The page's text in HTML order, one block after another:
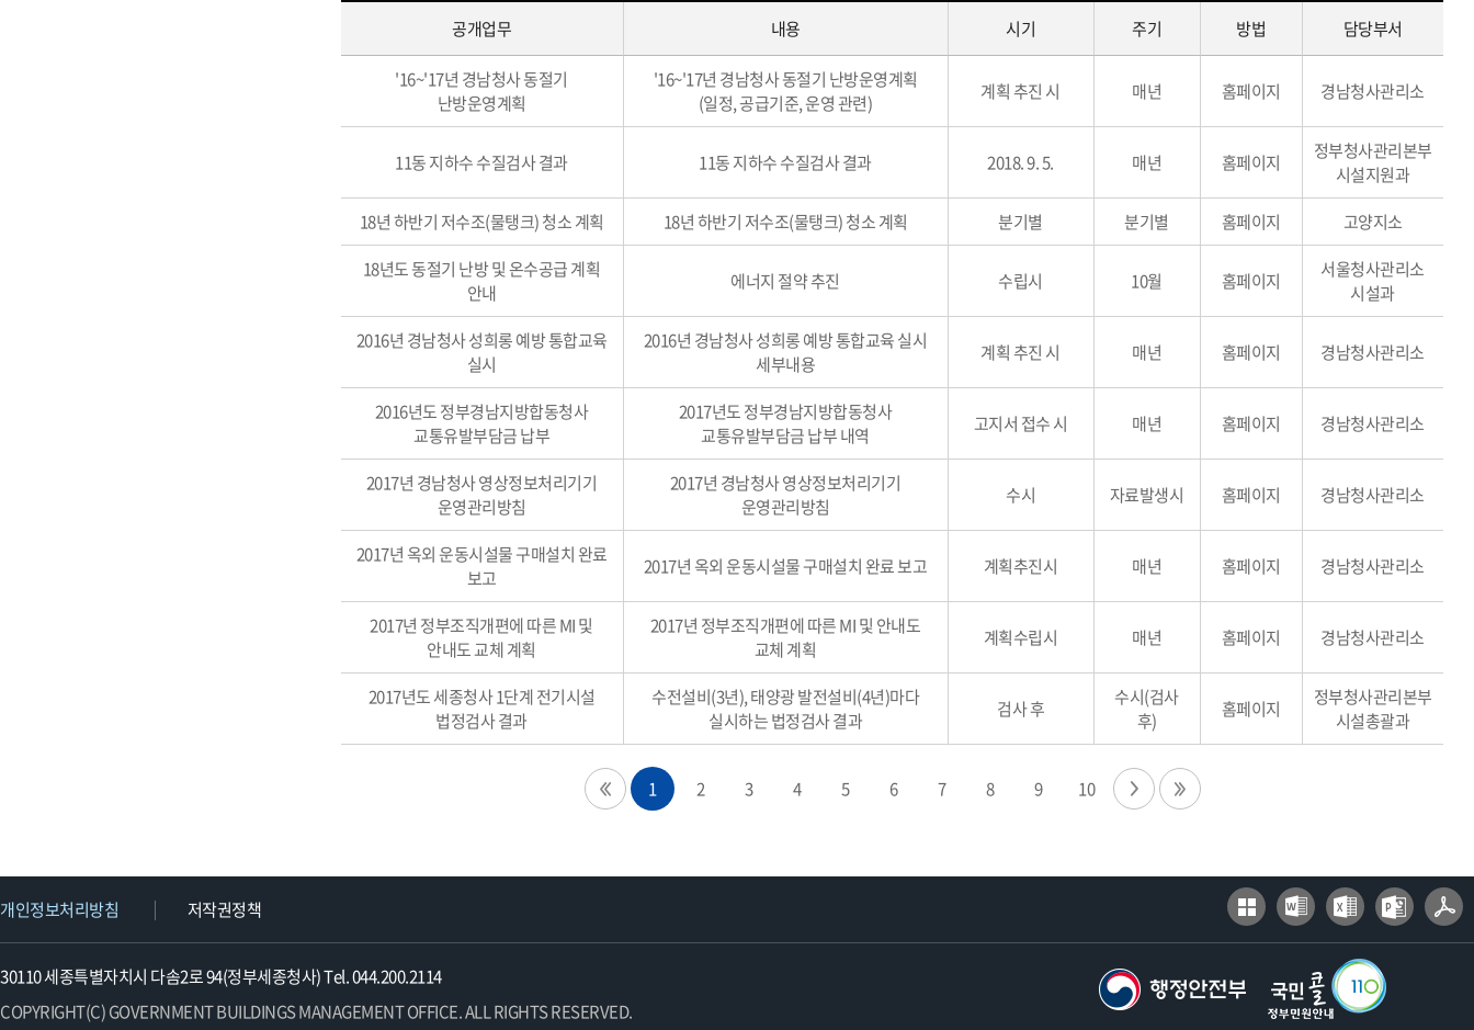
사전정보공표
(공개업무,
담당부서)
공개업무 내용 시기 주기 방법 담당부서
'16~'17년 경남청사 동절기
난방운영계획
'16~'17년 경남청사 동절기 난방운영계획
(일정, 공급기준, 운영 관련)
계획 추진 시 매년 홈페이지 경남청사관리소
11동 지하수 수질검사 결과 11동 지하수 수질검사 결과 2018. 9. 5. 매년 홈페이지
정부청사관리본부
시설지원과
18년 하반기 저수조(물탱크) 청소 계획
18년 하반기 저수조(물탱크) 청소 계획 분기별 분기별 홈페이지
고양지소
18년도 동절기 난방 및 온수공급 계획
안내
에너지 절약 추진 수립시 10월 홈페이지
서울청사관리소
시설과
2016년 경남청사 성희롱 예방 통합교육
실시
2016년 경남청사 성희롱 예방 통합교육 실시
세부내용
계획 추진 시 매년 홈페이지 경남청사관리소
2016년도 정부경남지방합동청사
교통유발부담금 납부
2017년도 정부경남지방합동청사
교통유발부담금 납부 내역
고지서 접수 시 매년 홈페이지 경남청사관리소
2017년 경남청사 영상정보처리기기
운영관리방침
2017년 경남청사 영상정보처리기기
운영관리방침
수시 자료발생시 홈페이지 경남청사관리소
2017년 옥외 운동시설물 구매설치 완료
보고
2017년 옥외 운동시설물 구매설치 완료 보고 계획추진시 매년 홈페이지 경남청사관리소
2017년 정부조직개편에 따른 MI 및
안내도 교체 계획
2017년 정부조직개편에 따른 MI 및 안내도
교체 계획
계획수립시 매년 홈페이지 경남청사관리소
2017년도 세종청사 1단계 전기시설
법정검사 결과
수전설비(3년), 태양광 발전설비(4년)마다
실시하는 법정검사 결과
검사 후
수시(검사
후)
홈페이지
정부청사관리본부
시설총괄과
1 2 3 4 5 6 7 8 9 10
개인정보처리방침 저작권정책
30110 세종특별자치시 다솜2로 94(정부세종청사) Tel. 044.200.2114
COPYRIGHT(C) GOVERNMENT BUILDINGS MANAGEMENT OFFICE. ALL RIGHTS RESERVED.